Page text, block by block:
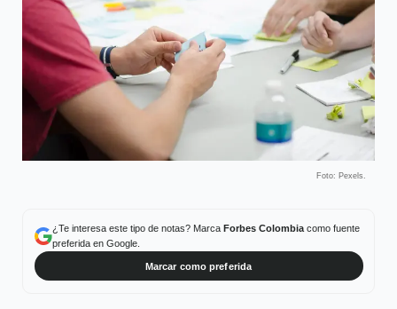
Foto: Pexels.
¿Te interesa este tipo de notas? Marca Forbes Colombiacomo fuente
preferida en Google.
Marcar como preferida